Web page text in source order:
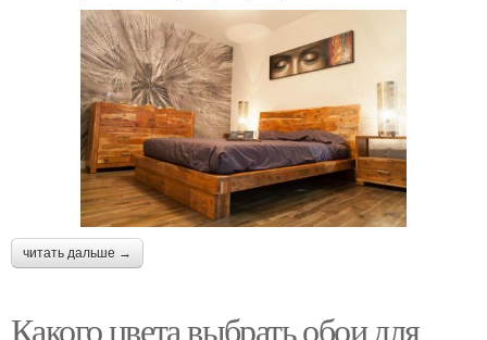
читать дальше →
Какого цвета выбрать обои для